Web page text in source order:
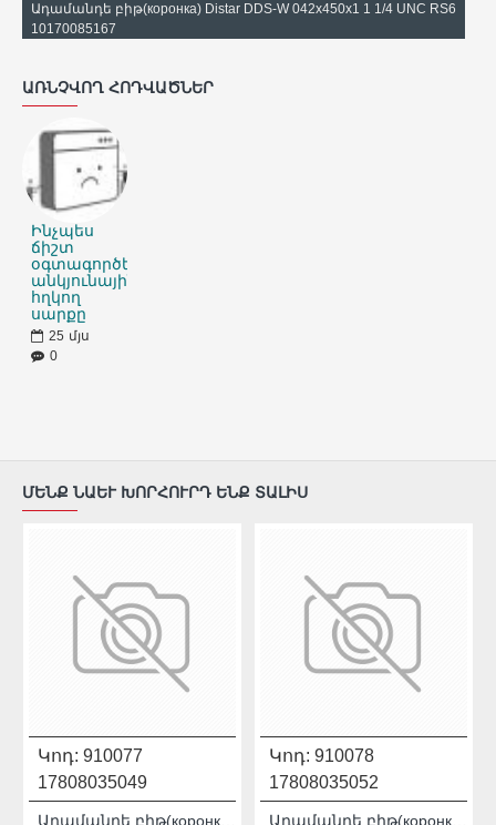
Ադամանդե բիթ(коронка) Distar DDS-W 042x450x1 1 1/4 UNC RS6
10170085167
ԱՌՆՉՎՈՂ ՀՈԴՎԱԾՆԵՐ
Ինչպես
ճիշտ
օգտագործել
անկյունային
հղկող
սարքը
25 մյս
0
ՄԵՆՔ ՆԱԵՒ ԽՈՐՀՈՒՐԴ ԵՆՔ ՏԱԼԻՍ
Կոդ: 910077
17808035049
Կոդ: 910078
17808035052